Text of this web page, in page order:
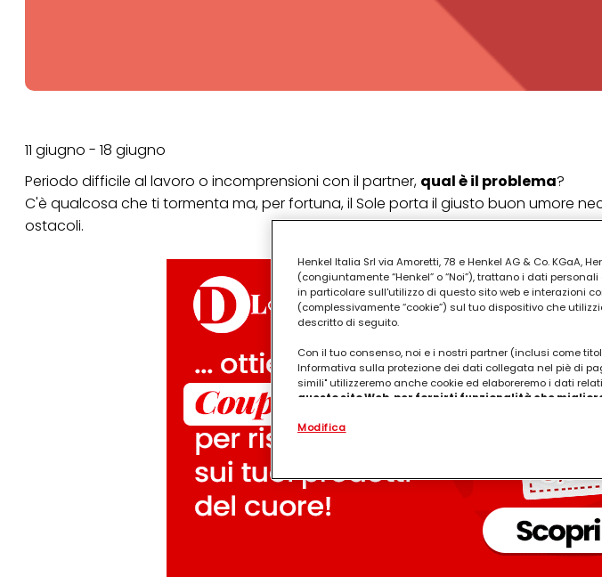
PUBBLICITA'
11 giugno - 18 giugno
Periodo difficile al lavoro o incomprensioni con il partner, qual è il problema?
C'è qualcosa che ti tormenta ma, per fortuna, il Sole porta il giusto buon umore
ostacoli.
Henkel Italia Srl via Amoretti, 78 e Henkel AG & Co. KGaA,
(congiuntamente “Henkel” o “Noi”), trattano i dati
in particolare sull'utilizzo di questo sito web e interazioni
(complessivamente “cookie”) sul tuo dispositivo che
descritto di seguito.
Con il tuo consenso, noi e i nostri partner (inclusi come
Informativa sulla protezione dei dati collegata nel piè di
simili" utilizzeremo anche cookie ed elaboreremo i dati
questo sito Web, per fornirti funzionalità che
. Analizzeremo il tuo utilizzo di questo
(rispettivamente dell'azienda per cui lavori) per) e su tale
terzi, conservare le nostre informazioni sulle entità
identificati) su questo sito web e altri media (di terzi)
misurare e ottimizzare il successo delle campagne
Puoi trovare maggiori informazioni sul trattamento dei
collegata nel piè di pagina (Sezione "Cookie, Pixel,
Modifica